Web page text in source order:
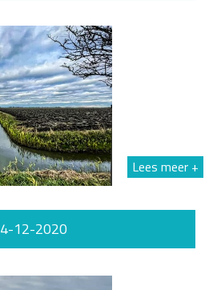
Lees meer +
4-12-2020